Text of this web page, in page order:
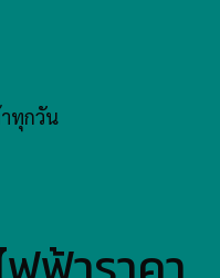
ทุกวัน